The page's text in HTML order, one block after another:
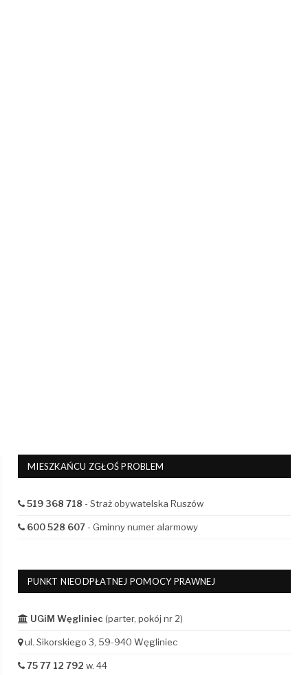
MIESZKAŃCU ZGŁOŚ PROBLEM
519 368 718 - Straż obywatelska Ruszów
600 528 607- Gminny numer alarmowy
PUNKT NIEODPŁATNEJ POMOCY PRAWNEJ
UGiM Węgliniec (parter, pokój nr 2)
ul. Sikorskiego 3, 59-940 Węgliniec
75 77 12 792 w. 44